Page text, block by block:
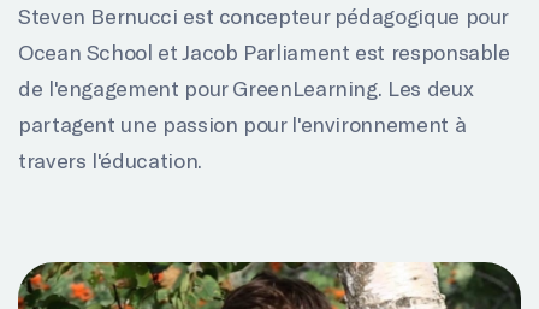
Steven Bernucci est concepteur pédagogique pour
Ocean School et Jacob Parliament est responsable
de l'engagement pour GreenLearning. Les deux
partagent une passion pour l'environnement à
travers l'éducation.